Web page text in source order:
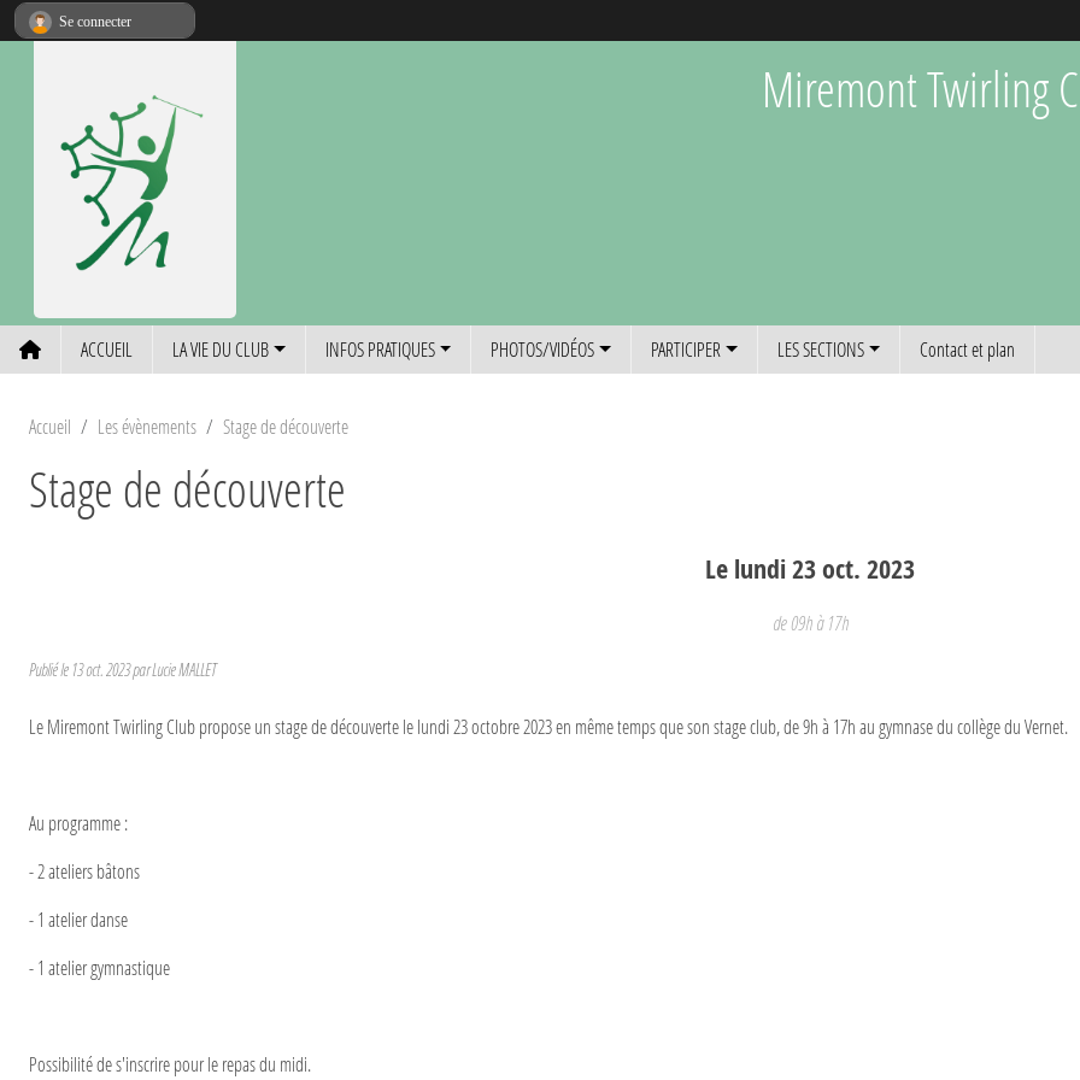
Miremont Twirling
ACCUEIL LA VIE DU CLUB INFOS PRATIQUES PHOTOS/VIDÉOS PARTICIPER LES SECTIONS Contact et plan
Accueil Les évènements Stage de découverte
Stage de découverte
Lelundi23oct.2023
de 09h à 17h
Publié le 13 oct. 2023par Lucie MALLET
Le Miremont Twirling Club propose un stage de découverte le lundi 23 octobre 2023 en même temps que son stage club, de 9h à 17h au gymnase du collège du Vernet.
Au programme :
- 2 ateliers bâtons
- 1 atelier danse
- 1 atelier gymnastique
Possibilité de s'inscrire pour le repas du midi.
Se connecter
Panneau de gestion des cookies